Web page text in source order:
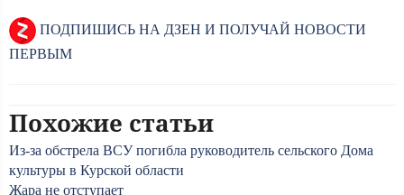
ПОДПИШИСЬ НА ДЗЕН И ПОЛУЧАЙ НОВОСТИ
ПЕРВЫМ
Похожие статьи
Из-за обстрела ВСУ погибла руководитель сельского Дома
культуры в Курской области
Жара не отступает